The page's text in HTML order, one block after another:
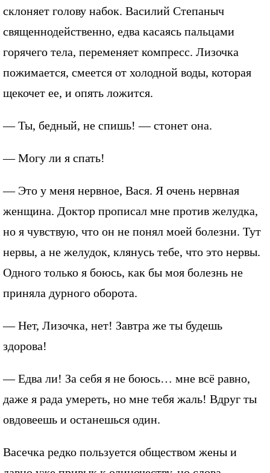
склоняет голову набок. Василий Степаныч
священнодейственно, едва касаясь пальцами
горячего тела, переменяет компресс. Лизочка
пожимается, смеется от холодной воды, которая
щекочет ее, и опять ложится.
— Ты, бедный, не спишь! — стонет она.
— Могу ли я спать!
— Это у меня нервное, Вася. Я очень нервная
женщина. Доктор прописал мне против желудка,
но я чувствую, что он не понял моей болезни. Тут
нервы, а не желудок, клянусь тебе, что это нервы.
Одного только я боюсь, как бы моя болезнь не
приняла дурного оборота.
— Нет, Лизочка, нет! Завтра же ты будешь
здорова!
— Едва ли! За себя я не боюсь… мне всё равно,
даже я рада умереть, но мне тебя жаль! Вдруг ты
овдовеешь и останешься один.
Васечка редко пользуется обществом жены и